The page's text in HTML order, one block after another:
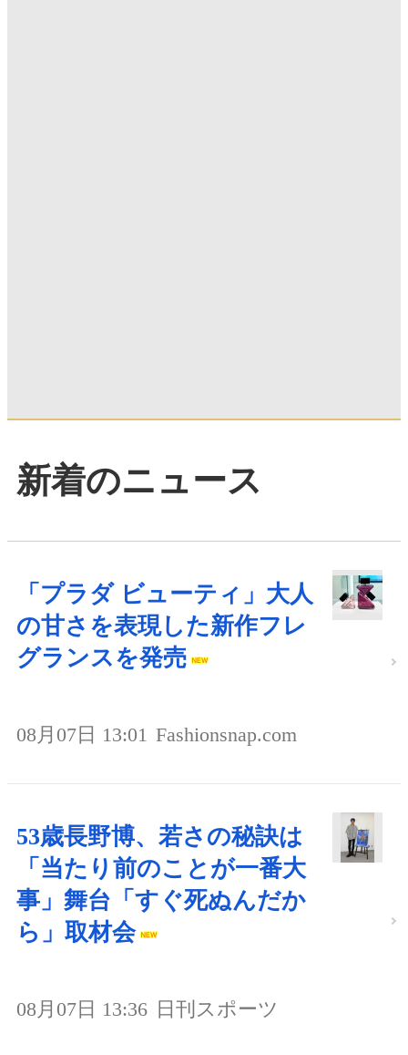
新着のニュース
「プラダ ビューティ」大人
の甘さを表現した新作フレ
グランスを発売
08月07日 13:01 Fashionsnap.com
53歳長野博、若さの秘訣は
「当たり前のことが一番大
事」舞台「すぐ死ぬんだか
ら」取材会
08月07日 13:36 日刊スポーツ